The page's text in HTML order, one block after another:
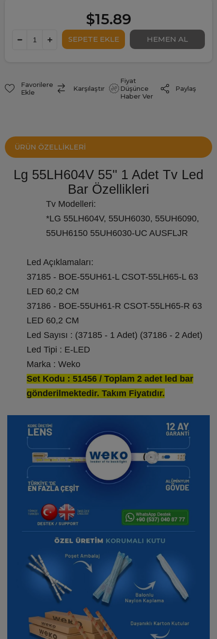
$15.89
Favorilere
Ekle
Karşılaştır
Fiyat
Düşünce
Haber Ver
Paylaş
ÜRÜN ÖZELLIKLERI
Lg 55LH604V 55'' 1 Adet Tv Led
Bar Özellikleri
Tv Modelleri:
*LG 55LH604V, 55UH6030, 55UH6090,
55UH6150 55UH6030-UC AUSFLJR
Led Açıklamaları:
37185 - BOE-55UH61-L CSOT-55LH65-L 63
LED 60,2 CM
37186 - BOE-55UH61-R CSOT-55LH65-R 63
LED 60,2 CM
Led Sayısı : (37185 - 1 Adet) (37186 - 2 Adet)
Led Tipi : E-LED
Marka : Weko
Set Kodu : 51456 / Toplam 2 adet led bar
gönderilmektedir. Takım Fiyatıdır.